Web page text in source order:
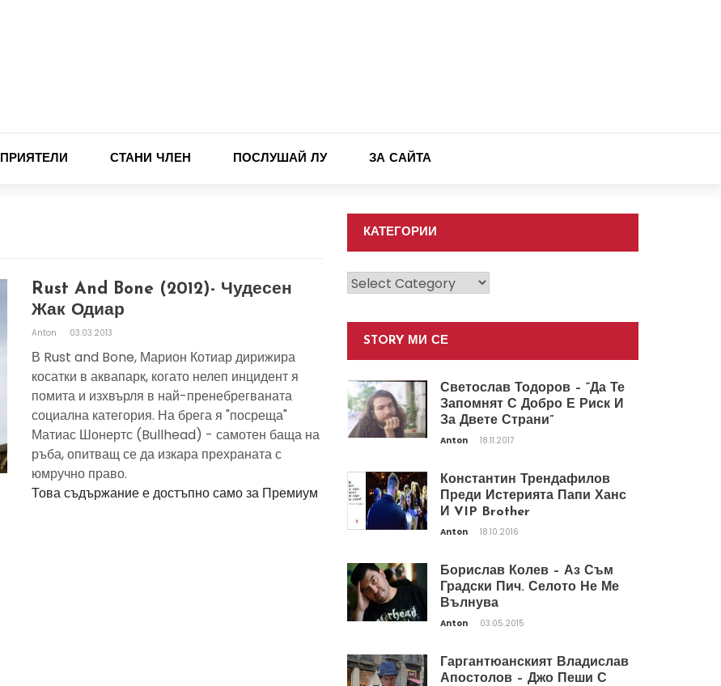
ПРИЯТЕЛИ СТАНИ ЧЛЕН ПОСЛУШАЙ ЛУ ЗА САЙТА
Rust And Bone (2012)- Чудесен
Жак Одиар
Anton 03.03.2013
В Rust and Bone, Марион Котиар дирижира
косатки в аквапарк, когато нелеп инцидент я
помита и изхвърля в най-пренебрегваната
социална категория. На брега я "посреща"
Матиас Шонертс (Bullhead) - самотен баща на
ръба, опитващ се да изкара прехраната с
юмручно право.
Това съдържание е достъпно само за Премиум
КАТЕГОРИИ
Категории
STORY МИ СЕ
Светослав Тодоров – “Да Те
Запомнят С Добро Е Риск И
За Двете Страни”
Anton 18.11.2017
Константин Трендафилов
Преди Истерията Папи Ханс
И VIP Brother
Anton 18.10.2016
Борислав Колев – Аз Съм
Градски Пич. Селото Не Ме
Вълнува
Anton 03.05.2015
Гаргантюанският Владислав
Апостолов – Джо Пеши С